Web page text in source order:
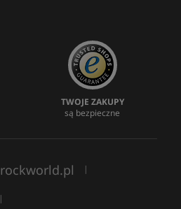
TWOJE ZAKUPY
są bezpieczne
rockworld.pl |
|